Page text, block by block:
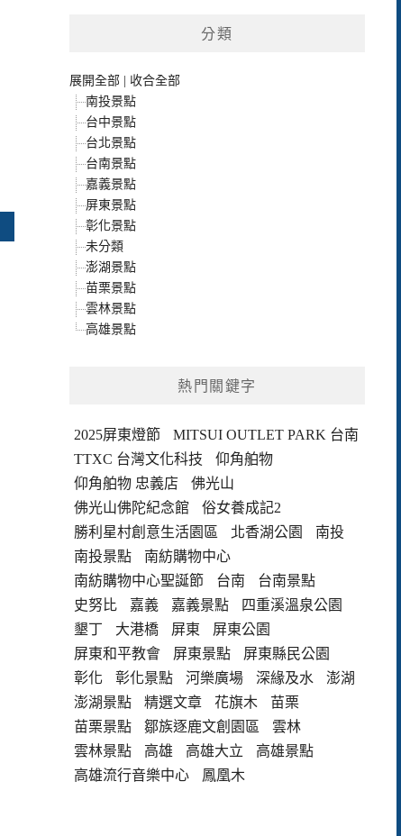
分類
展開全部
收合全部
南投景點
台中景點
台北景點
台南景點
嘉義景點
屏東景點
彰化景點
未分類
澎湖景點
苗栗景點
雲林景點
高雄景點
熱門關鍵字
2025屏東燈節
MITSUI OUTLET PARK 台南
TTXC 台灣文化科技
仰角舶物
仰角舶物 忠義店
佛光山
佛光山佛陀紀念館
俗女養成記2
勝利星村創意生活園區
北香湖公園
南投
南投景點
南紡購物中心
南紡購物中心聖誕節
台南
台南景點
史努比
嘉義 嘉義景點
四重溪溫泉公園
墾丁
大港橋 屏東
屏東公園
屏東和平教會
屏東景點
屏東縣民公園
彰化
彰化景點 河樂廣場 深緣及水
澎湖
澎湖景點
精選文章 花旗木
苗栗
苗栗景點
鄒族逐鹿文創園區
雲林
雲林景點
高雄 高雄大立
高雄景點
高雄流行音樂中心
鳳凰木